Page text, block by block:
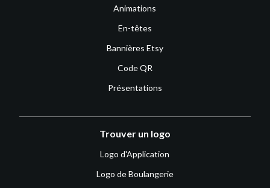
Animations
En-têtes
Bannières Etsy
Code QR
Présentations
Trouver un logo
Logo d'Application
Logo de Boulangerie